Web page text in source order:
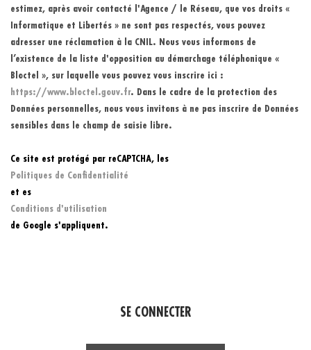
estimez, après avoir contacté l'Agence / le Réseau, que vos droits «
Informatique et Libertés » ne sont pas respectés, vous pouvez
adresser une réclamation à la CNIL. Nous vous informons de
l’existence de la liste d'opposition au démarchage téléphonique «
Bloctel », sur laquelle vous pouvez vous inscrire ici :
https://www.bloctel.gouv.fr. Dans le cadre de la protection des
Données personnelles, nous vous invitons à ne pas inscrire de Données
sensibles dans le champ de saisie libre.
Ce site est protégé par reCAPTCHA, les
Politiques de Confidentialité
et es
Conditions d'utilisation
de Google s'appliquent.
SE CONNECTER